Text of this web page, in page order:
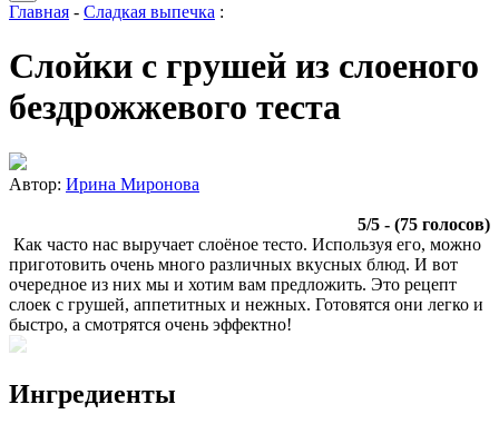
Главная - Сладкая выпечка :
Слойки с грушей из слоеного
бездрожжевого теста
Автор: Ирина Миронова
5/5 - (75 голосов)
Как часто нас выручает слоёное тесто. Используя его, можно
приготовить очень много различных вкусных блюд. И вот
очередное из них мы и хотим вам предложить. Это рецепт
слоек с грушей, аппетитных и нежных. Готовятся они легко и
быстро, а смотрятся очень эффектно!
Ингредиенты